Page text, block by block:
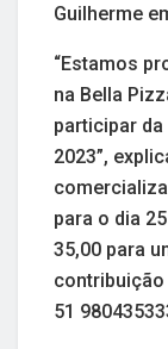
Guilherme
“Estamos
na Bella
participar
2023”,
para o dia
35,00 para
51